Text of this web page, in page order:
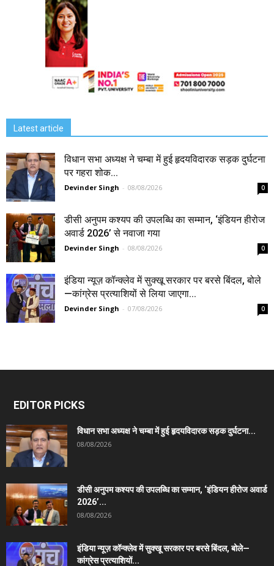
Latest article
विधान सभा अध्यक्ष ने चम्बा में हुई हृदयविदारक सड़क दुर्घटना
पर गहरा शोक...
Devinder Singh - 08/08/2026 0
डीसी अनुपम कश्यप की उपलब्धि का सम्मान, ‘इंडियन हीरोज
अवार्ड 2026’ से नवाजा गया
Devinder Singh - 08/08/2026 0
इंडिया न्यूज़ कॉन्क्लेव में सुक्खू सरकार पर बरसे बिंदल, बोले
—कांग्रेस प्रत्याशियों से लिया जाएगा...
Devinder Singh - 07/08/2026 0
EDITOR PICKS
विधान सभा अध्यक्ष ने चम्बा में हुई हृदयविदारक सड़क दुर्घटना...
08/08/2026
डीसी अनुपम कश्यप की उपलब्धि का सम्मान, ‘इंडियन हीरोज अवार्ड
2026’...
08/08/2026
इंडिया न्यूज़ कॉन्क्लेव में सुक्खू सरकार पर बरसे बिंदल, बोले—
कांग्रेस प्रत्याशियों...